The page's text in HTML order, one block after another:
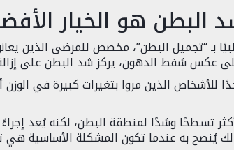
هو الخيار
بـ “تجميل البطن”، مخصص للمرضى الذين
عكس شفط الدهون، يركز شد البطن على
للأشخاص الذين مروا بتغيرات كبيرة في
تسطحًا وشدًا لمنطقة البطن، لكنه يُعد
يُنصح به عندما تكون المشكلة الأساسية